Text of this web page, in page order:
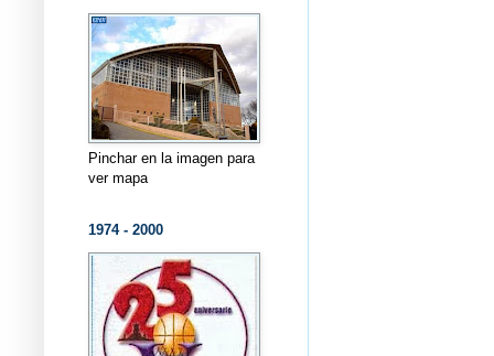
Pinchar en la imagen para
ver mapa
1974 - 2000